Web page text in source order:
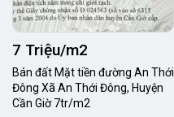
7 Triệu/m2
Bán đất Mặt tiền đường An Thới
Đông Xã An Thới Đông, Huyện
Cần Giờ 7tr/m2